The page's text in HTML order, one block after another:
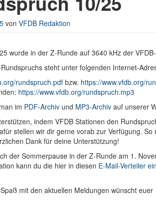
von VFDB Redaktion
wurde in der Z-Runde auf 3640 kHz der
steht unter folgenden Internet-
rundspruch.pdf bzw. https://www.vfdb.org/
https://www.vfdb.org/rundspruch.mp3
im PDF-Archiv und MP3-Archiv auf unserer
indem VFDB Stationen den
stellen wir dir gerne vorab zur Verfügung.
Dank für deine Unterstützung!
der Sommerpause in der Z-Runde am 1.
kann du die hier in diesen E-Mail-Verteiler
mit den aktuellen Meldungen wünscht euer